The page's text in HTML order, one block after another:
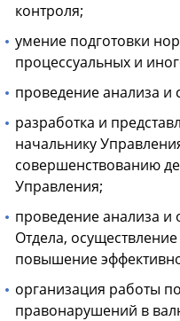
контроля;
умение подготовки
процессуальных и
проведение анализа
разработка и
начальнику
совершенствованию
Управления;
проведение анализа и
Отдела,
повышение
организация работы
правонарушений в